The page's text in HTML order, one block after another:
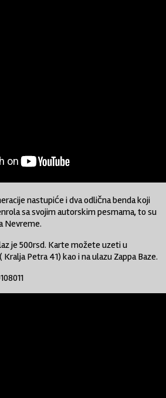
nastupiće i dva odlična benda koji
sa svojim autorskim pesmama, to su
Nevreme.
je 500rsd. Karte možete uzeti u
Petra 41) kao i na ulazu Zappa Baze.